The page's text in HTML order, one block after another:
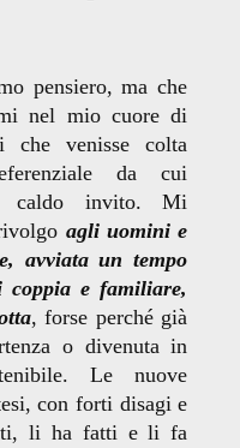
pensiero, ma che
nel mio cuore di
che venisse colta
da cui
caldo invito. Mi
agli uomini e
avviata un tempo
coppia e familiare,
, forse perché già
o divenuta in
Le nuove
con forti disagi e
li ha fatti e li fa